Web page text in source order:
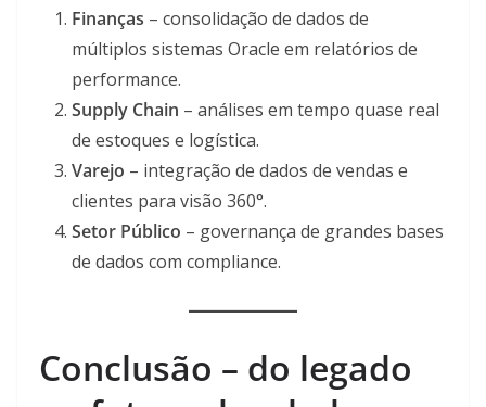
Finanças – consolidação de dados de
múltiplos sistemas Oracle em relatórios de
performance.
Supply Chain – análises em tempo quase real
de estoques e logística.
Varejo – integração de dados de vendas e
clientes para visão 360°.
Setor Público – governança de grandes bases
de dados com compliance.
Conclusão – do legado